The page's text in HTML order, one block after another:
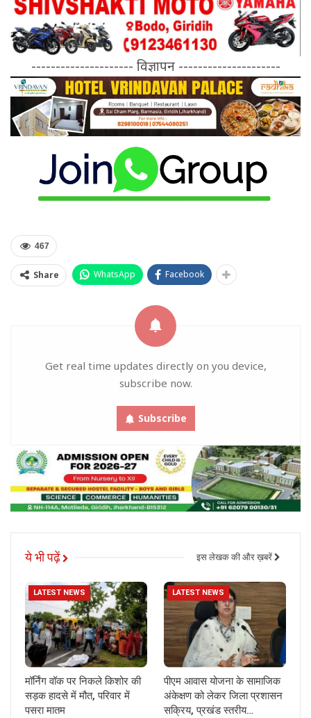
--------------------- विज्ञापन ---------------------
467
Share WhatsApp Facebook
Get real time updates directly on you device,
subscribe now.
Subscribe
ये भी पढ़ें इस लेखक की और ख़बरें
LATEST NEWS
मॉर्निंग वॉक पर निकले किशोर की
सड़क हादसे में मौत, परिवार में
पसरा मातम
LATEST NEWS
पीएम आवास योजना के सामाजिक
अंकेक्षण को लेकर जिला प्रशासन
सक्रिय, प्रखंड स्तरीय…